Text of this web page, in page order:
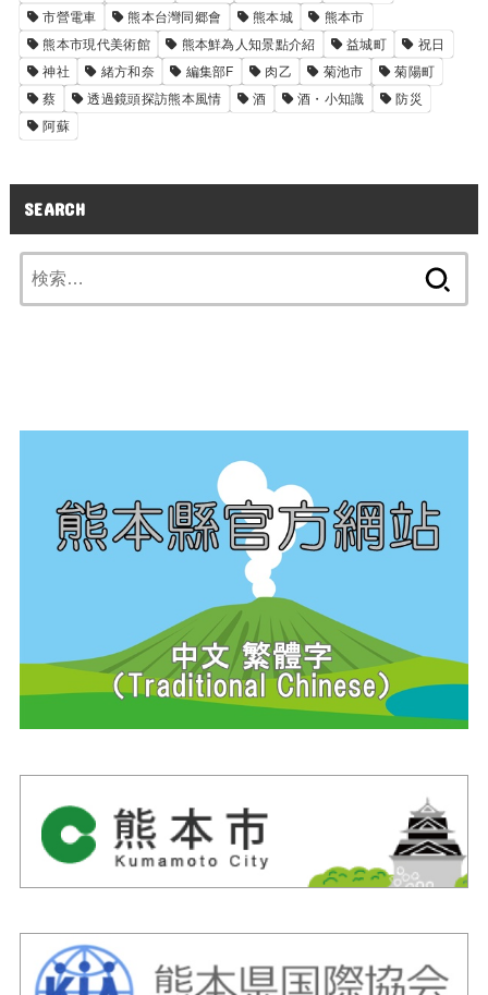
市營電車
熊本台灣同郷會 熊本城
熊本市
熊本市現代美術館
熊本鮮為人知景點介紹 益城町
祝日
神社
緒方和奈 編集部F 肉乙 菊池市
菊陽町
蔡
透過鏡頭探訪熊本風情 酒 酒・小知識
防災
阿蘇
SEARCH
索: